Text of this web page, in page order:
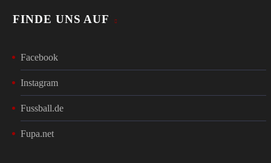
FINDE UNS AUF
Facebook
Instagram
Fussball.de
Fupa.net